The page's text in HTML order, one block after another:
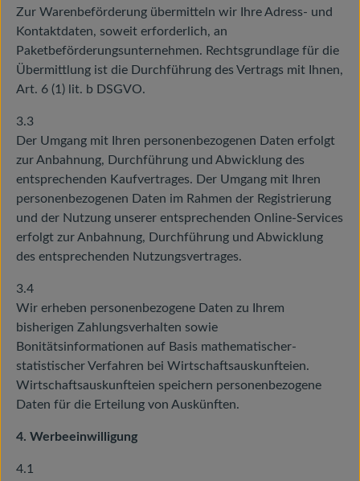
Zur Warenbeförderung übermitteln wir Ihre Adress- und
Kontaktdaten, soweit erforderlich, an
Paketbeförderungsunternehmen. Rechtsgrundlage für die
Übermittlung ist die Durchführung des Vertrags mit Ihnen,
Art. 6 (1) lit. b DSGVO.
3.3
Der Umgang mit Ihren personenbezogenen Daten erfolgt
zur Anbahnung, Durchführung und Abwicklung des
entsprechenden Kaufvertrages. Der Umgang mit Ihren
personenbezogenen Daten im Rahmen der Registrierung
und der Nutzung unserer entsprechenden Online-Services
erfolgt zur Anbahnung, Durchführung und Abwicklung
des entsprechenden Nutzungsvertrages.
3.4
Wir erheben personenbezogene Daten zu Ihrem
bisherigen Zahlungsverhalten sowie
Bonitätsinformationen auf Basis mathematischer-
statistischer Verfahren bei Wirtschaftsauskunfteien.
Wirtschaftsauskunfteien speichern personenbezogene
Daten für die Erteilung von Auskünften.
4. Werbeeinwilligung
4.1